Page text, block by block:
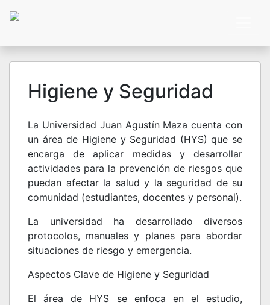
Higiene y Seguridad
La Universidad Juan Agustín Maza cuenta con
un área de Higiene y Seguridad (HYS) que se
encarga de aplicar medidas y desarrollar
actividades para la prevención de riesgos que
puedan afectar la salud y la seguridad de su
comunidad (estudiantes, docentes y personal).
La universidad ha desarrollado diversos
protocolos, manuales y planes para abordar
situaciones de riesgo y emergencia.
Aspectos Clave de Higiene y Seguridad
El área de HYS se enfoca en el estudio,